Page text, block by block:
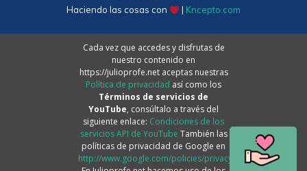
Haciendo las cosas con
| Kncepto.com
Cada vez que accedes y disfrutas de
nuestro contenido en
https://julioprofe.net aceptas nuestras
Política de privacidad así como los
Términos de servicios de
YouTube, consúltalo a través del
siguiente enlace: Condiciones de los
servicios API de YouTube También las
políticas de privacidad de Google en
http://www.google.com/policies/privacy.